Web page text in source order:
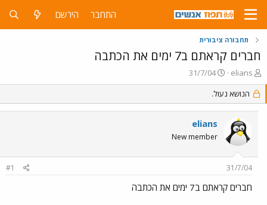
התחבר הירשם
תחבורה ציבורית
חברים קראתם ב7 ימים את הכתבה
פ
ו
ת
ח
א
elians
פ
ו
ר
ס
ב
ת
ר
31/7/04
הנושא נעול.
elians
New member
31/7/04
#1
חברים קראתם ב7 ימים את הכתבה